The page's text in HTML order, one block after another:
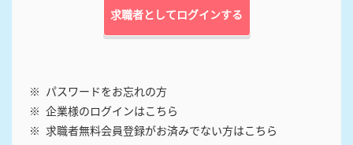
パスワードをお忘れの方
企業様のログインはこちら
求職者無料会員登録がお済みでない方はこちら